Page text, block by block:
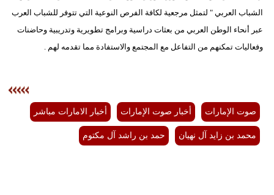
الشباب العربي " لتمثل مرجعية لكافة الفرص النوعية التي تتوفر للشباب العرب
عبر أنحاء الوطن العربي من بعثات دراسية وبرامج تطويرية وتدريبية وحاضنات
وفعاليات تمكنهم من التفاعل مع المجتمع والاستفادة مما تقدمه لهم .
صوت الإمارات أخبار صوت الإمارات أخبار الامارات مباشر
محمد بن زايد آل نهيان حمد بن راشد آل مكتوم